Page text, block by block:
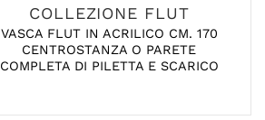
COLLEZIONE FLUT
VASCA FLUT IN ACRILICO CM. 170
CENTROSTANZA O PARETE
COMPLETA DI PILETTA E SCARICO